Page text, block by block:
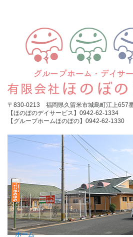
〒830-0213 福岡県久留米市城島町江上657
【ほのぼのデイサービス】0942-62-1334
【グループホームほのぼの】0942-62-1330
ホーム